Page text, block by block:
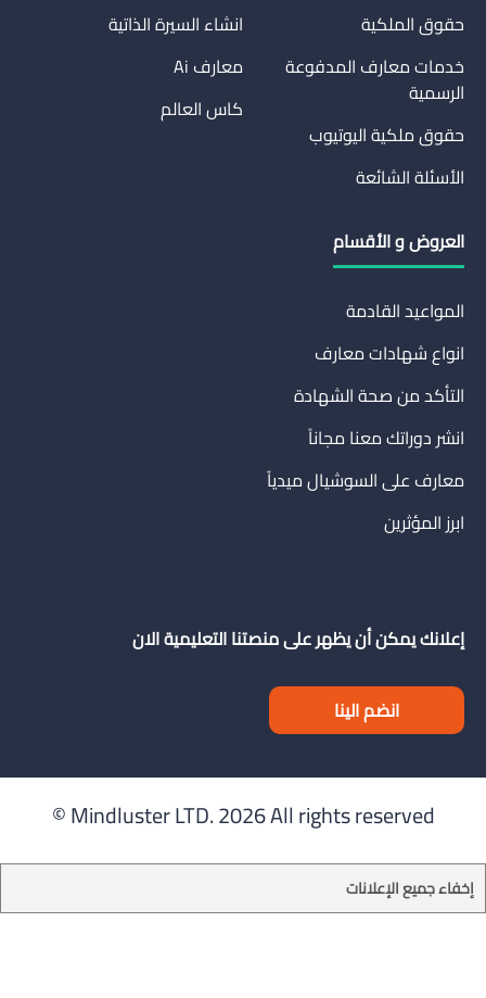
حقوق الملكية
خدمات معارف المدفوعة
الرسمية
حقوق ملكية اليوتيوب
الأسئلة الشائعة
انشاء السيرة الذاتية
معارف Ai
كاس العالم
العروض و الأقسام
المواعيد القادمة
انواع شهادات معارف
التأكد من صحة الشهادة
انشر دوراتك معنا مجاناً
معارف على السوشيال ميدياً
ابرز المؤثرين
إعلانك يمكن أن يظهر على منصتنا التعليمية الان
انضم الينا
Mindluster LTD.2026 All rights reserved ©
إخفاء جميع الإعلانات